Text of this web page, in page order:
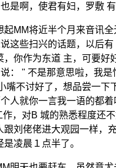
是啊，使君有妇，罗敷
MM将近半个月来音讯
这些扫兴的话题，以后
你作为东道 主，可要
： " 不是那意思啦，我
嘴不讨好了，想品尝一
就你一言我一语的都着
，对B 城的熟悉程度还
刘佬佬进大观园一样，
凌晨１点半了。